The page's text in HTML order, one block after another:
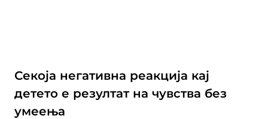
Секоја негативна реакција кај
детето е резултат на чувства без
умеења